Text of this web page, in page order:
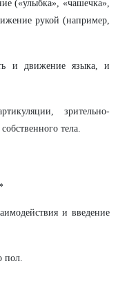
(«улыбка», «чашечка»,
рукой (например,
и движение языка, и
зрительно-
тела.
и введение
пол.